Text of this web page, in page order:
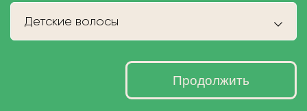
Детские волосы
Продолжить